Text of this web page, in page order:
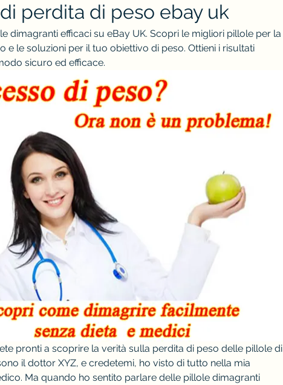
perdita di peso ebay uk
dimagranti efficaci su eBay UK. Scopri le migliori pillole per la
e le soluzioni per il tuo obiettivo di peso. Ottieni i risultati
sicuro ed efficace.
pronti a scoprire la verità sulla perdita di peso delle pillole di
il dottor XYZ, e credetemi, ho visto di tutto nella mia
Ma quando ho sentito parlare delle pillole dimagranti